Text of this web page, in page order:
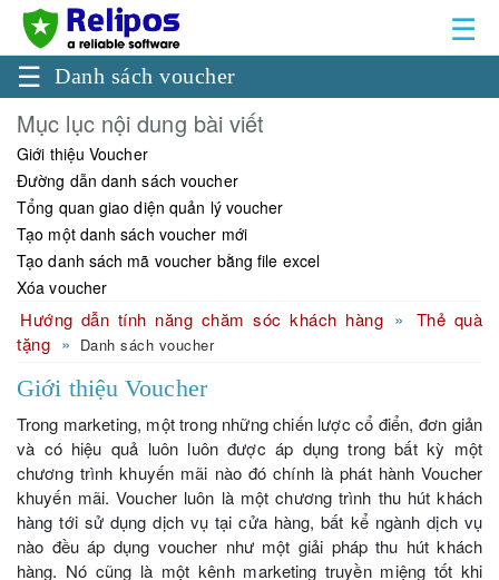
☰
☰ Danh sách voucher
Mục lục nội dung bài viết
Giới thiệu Voucher
Đường dẫn danh sách voucher
Tổng quan giao diện quản lý voucher
Tạo một danh sách voucher mới
Tạo danh sách mã voucher bằng file excel
Xóa voucher
Hướng dẫn tính năng chăm sóc khách hàng
Thẻ quà
tặng
Danh sách voucher
Giới thiệu Voucher
Trong marketing, một trong những chiến lược cổ điển, đơn giản
và có hiệu quả luôn luôn được áp dụng trong bất kỳ một
chương trình khuyến mãi nào đó chính là phát hành Voucher
khuyến mãi. Voucher luôn là một chương trình thu hút khách
hàng tới sử dụng dịch vụ tại cửa hàng, bất kể ngành dịch vụ
nào đều áp dụng voucher như một giải pháp thu hút khách
hàng. Nó cũng là một kênh marketing truyền miệng tốt khi